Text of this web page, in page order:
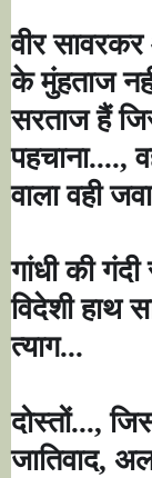
वीर
के मुंहताज
सरताज हैं
पहचाना....,
वाला वही
गांधी की गंदी
विदेशी हाथ
त्याग...
दोस्तों...,
जातिवाद,